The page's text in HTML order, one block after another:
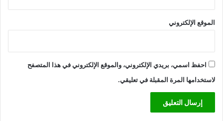
الموقع الإلكتروني
احفظ اسمي، بريدي الإلكتروني، والموقع الإلكتروني في هذا المتصفح
لاستخدامها المرة المقبلة في تعليقي.